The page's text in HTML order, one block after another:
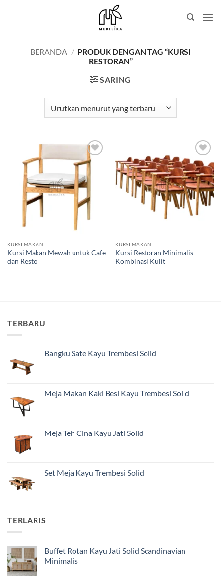
BERANDA / PRODUK DENGAN TAG “KURSI
RESTORAN”
SARING
Add to
wishlist
KURSI MAKAN
Kursi Makan Mewah untuk Cafe
dan Resto
Add to
wishlist
KURSI MAKAN
Kursi Restoran Minimalis
Kombinasi Kulit
TERBARU
Bangku Sate Kayu Trembesi Solid
Meja Makan Kaki Besi Kayu Trembesi Solid
Meja Teh Cina Kayu Jati Solid
Set Meja Kayu Trembesi Solid
TERLARIS
Buffet Rotan Kayu Jati Solid Scandinavian
Minimalis